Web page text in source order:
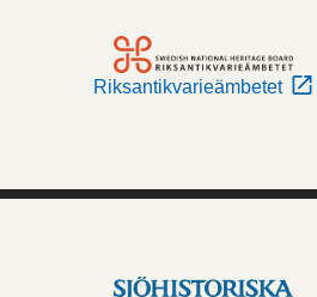
Riksantikvarieämbetet